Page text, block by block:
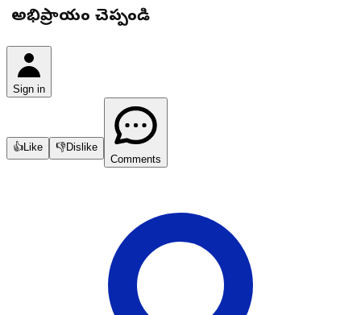
మీ అభిప్రాయం చెప్పండి
Sign in
👍Like 👎Dislike
Comments